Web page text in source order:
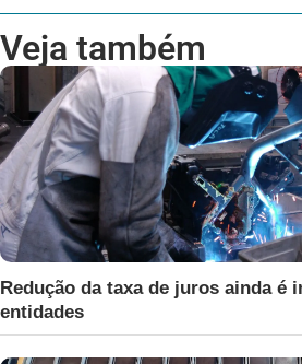
Veja também
Redução da taxa de juros ainda é
entidades